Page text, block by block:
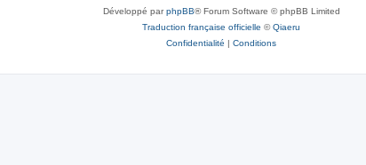
Développé parphpBB® Forum Software © phpBB Limited
Traduction française officielle ©Qiaeru
Confidentialité | Conditions